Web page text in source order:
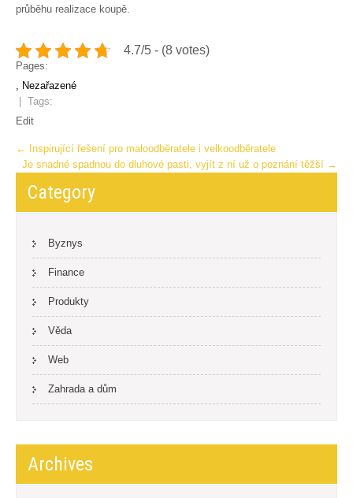
průběhu realizace koupě.
4.7/5 - (8 votes)
Pages:
, Nezařazené
| Tags:
Edit
Post
navigation
←
Inspirující řešení pro maloodběratele i velkoodběratele
Je snadné spadnou do dluhové pasti, vyjít z ní už o poznání těžší →
Category
Byznys
Finance
Produkty
Věda
Web
Zahrada a dům
Archives